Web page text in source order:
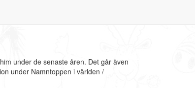
under de senaste åren. Det går även
under Namntoppen i världen /